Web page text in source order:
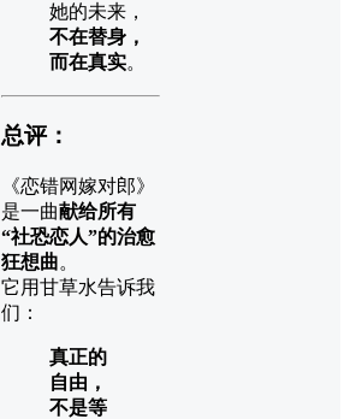
她的未来，
不在替身，
而在真实。
总评：
《恋错网嫁对郎》
是一曲献给所有
“社恐恋人”的治愈
狂想曲。
它用甘草水告诉我
们：
真正的
自由，
不是等